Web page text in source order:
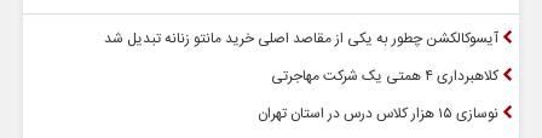
آیسوکالکشن چطور به یکی از مقاصد اصلی خرید مانتو زنانه تبدیل شد
کلاهبرداری ۴ همتی یک شرکت مهاجرتی
نوسازی ۱۵ هزار کلاس درس در استان تهران